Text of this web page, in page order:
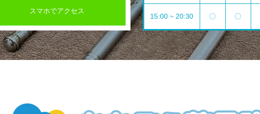
スマホでアクセス
15:00 ~ 20:30 〇 〇